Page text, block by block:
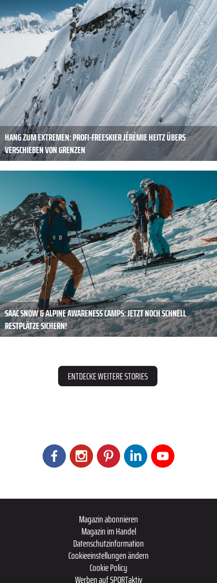
HANG ZUM EXTREMEN: PROFI-FREESKIER JÉRÉMIE HEITZ ÜBERS
VERSCHIEBEN VON GRENZEN
SAAC SNOW & ALPINE AWARENESS CAMPS: JETZT NOCH SCHNELL
RESTPLÄTZE SICHERN!
ENTDECKE WEITERE STORIES
Magazin abonnieren
Magazin im Handel
Datenschutzinformation
Cookieeinstellungen ändern
Cookie Policy
Werben auf SPORTaktiv